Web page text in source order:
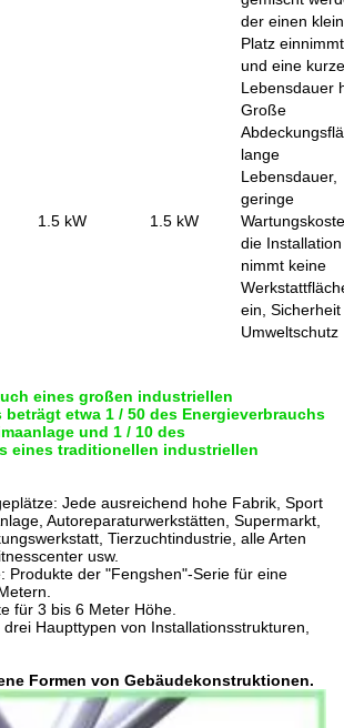
der einen
Platz einnimmt
und eine kurze
Lebensdauer
1.5 kW 1.5 kW
Große
lange
Lebensdauer,
geringe
die Installation
nimmt keine
ein,
Umweltschutz
eines großen industriellen
etwa 1 / 50 des Energieverbrauchs
und 1 / 10 des
eines traditionellen industriellen
Jede ausreichend hohe Fabrik, Sport
Autoreparaturwerkstätten, Supermarkt,
Tierzuchtindustrie, alle Arten
usw.
Produkte der "Fengshen"-Serie für eine
für 3 bis 6 Meter Höhe.
Haupttypen von Installationsstrukturen,
Formen von Gebäudekonstruktionen.